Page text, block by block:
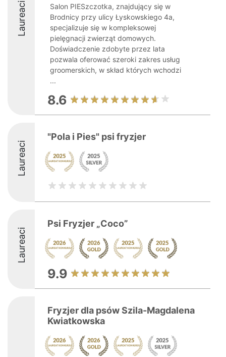
Laureaci
Salon PIESzczotka, znajdujący się w
Brodnicy przy ulicy Łyskowskiego 4a,
specjalizuje się w kompleksowej
pielęgnacji zwierząt domowych.
Doświadczenie zdobyte przez lata
pozwala oferować szeroki zakres usług
groomerskich, w skład których wchodzi
...
8.6
Laureaci
"Pola i Pies" psi fryzjer
Laureaci
Psi Fryzjer „Coco”
9.9
Fryzjer dla psów Szila-Magdalena
Kwiatkowska